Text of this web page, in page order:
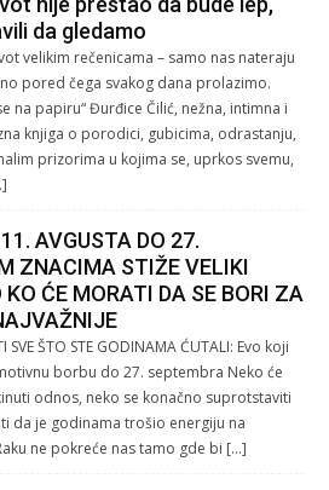
da gledamo
velikim rečenicama – samo nas nateraju
pored čega svakog dana prolazimo.
na papiru“ Đurđice Čilić, nežna, intimna i
knjiga o porodici, gubicima, odrastanju,
prizorima u kojima se, uprkos svemu,
AVGUSTA DO 27.
ZNACIMA STIŽE VELIKI
KO ĆE MORATI DA SE BORI ZA
SVE ŠTO STE GODINAMA ĆUTALI: Evo koji
borbu do 27. septembra Neko će
odnos, neko se konačno suprotstaviti
da je godinama trošio energiju na
ne pokreće nas tamo gde bi […]